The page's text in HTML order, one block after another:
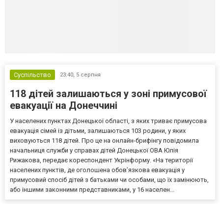
Суспільство 23:40, 5 серпня
118 дітей залишаються у зоні примусової
евакуації на Донеччині
У населених пунктах Донецької області, з яких триває примусова
евакуація сімей із дітьми, залишаються 103 родини, у яких
виховуються 118 дітей. Про це на онлайн-брифінгу повідомила
начальниця служби у справах дітей Донецької ОВА Юлія
Рижакова, передає кореспондент Укрінформу. «На території
населених пунктів, де оголошена обов’язкова евакуація у
примусовий спосіб дітей з батьками чи особами, що їх замінюють,
або іншими законними представниками, у 16 населен...